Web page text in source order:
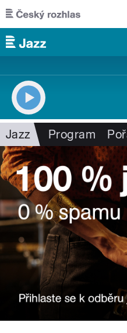
Přejít k hlavnímu obsahu
Jazz Program